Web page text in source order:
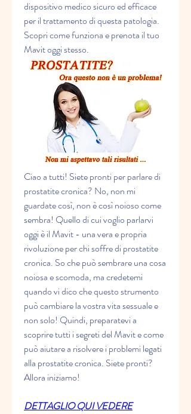
dispositivo medico sicuro ed efficace
per il trattamento di questa patologia.
Scopri come funziona e prenota il tuo
Mavit oggi stesso.
Ciao a tutti! Siete pronti per parlare di
prostatite cronica? No, non mi
guardate così, non è così noioso come
sembra! Quello di cui voglio parlarvi
oggi è il Mavit - una vera e propria
rivoluzione per chi soffre di prostatite
cronica. So che può sembrare una cosa
noiosa e scomoda, ma credetemi
quando vi dico che questo strumento
può cambiare la vostra vita sessuale e
non solo! Quindi, preparatevi a
scoprire tutti i segreti del Mavit e come
può aiutare a risolvere i problemi legati
alla prostatite cronica. Siete pronti?
Allora iniziamo!
DETTAGLIO QUI VEDERE